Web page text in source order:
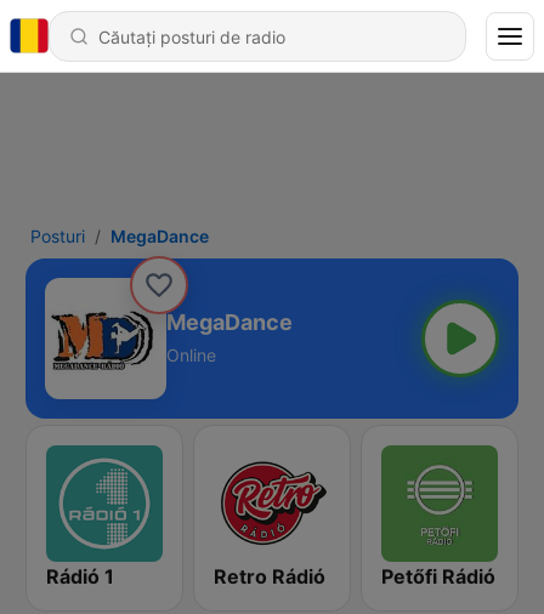
Posturi MegaDance
MegaDance
Online
Rádió 1 Retro Rádió Petőfi Rádió